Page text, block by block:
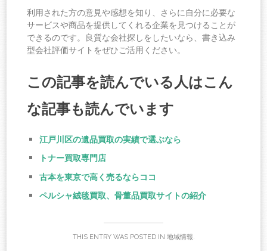
利用された方の意見や感想を知り、さらに自分に必要な
サービスや商品を提供してくれる企業を見つけることが
できるのです。良質な会社探しをしたいなら、書き込み
型会社評価サイトをぜひご活用ください。
この記事を読んでいる人はこん
な記事も読んでいます
江戸川区の遺品買取の実績で選ぶなら
トナー買取専門店
古本を東京で高く売るならココ
ペルシャ絨毯買取、骨董品買取サイトの紹介
THIS ENTRY WAS POSTED IN 地域情報.